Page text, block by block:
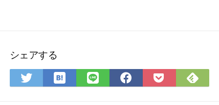
シェアする
Twitter
で
は
て
LINE
で
Facebook
で
Pocket
に
で